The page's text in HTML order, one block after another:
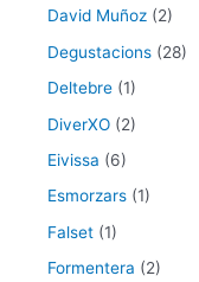
David Muñoz (2)
Degustacions (28)
Deltebre (1)
DiverXO (2)
Eivissa (6)
Esmorzars (1)
Falset (1)
Formentera (2)